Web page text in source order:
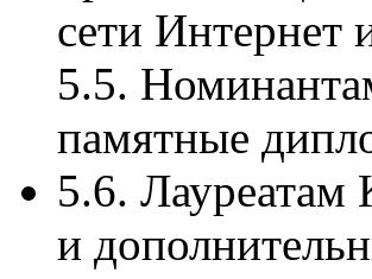
сети Интернет
5.5.
памятные
5.6. Лауреатам
и